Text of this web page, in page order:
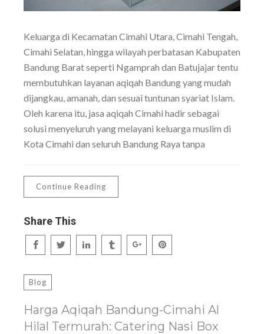
Keluarga di Kecamatan Cimahi Utara, Cimahi Tengah,
Cimahi Selatan, hingga wilayah perbatasan Kabupaten
Bandung Barat seperti Ngamprah dan Batujajar tentu
membutuhkan layanan aqiqah Bandung yang mudah
dijangkau, amanah, dan sesuai tuntunan syariat Islam.
Oleh karena itu, jasa aqiqah Cimahi hadir sebagai
solusi menyeluruh yang melayani keluarga muslim di
Kota Cimahi dan seluruh Bandung Raya tanpa
Continue Reading
Share This
Blog
Harga Aqiqah Bandung-Cimahi Al
Hilal Termurah: Catering Nasi Box